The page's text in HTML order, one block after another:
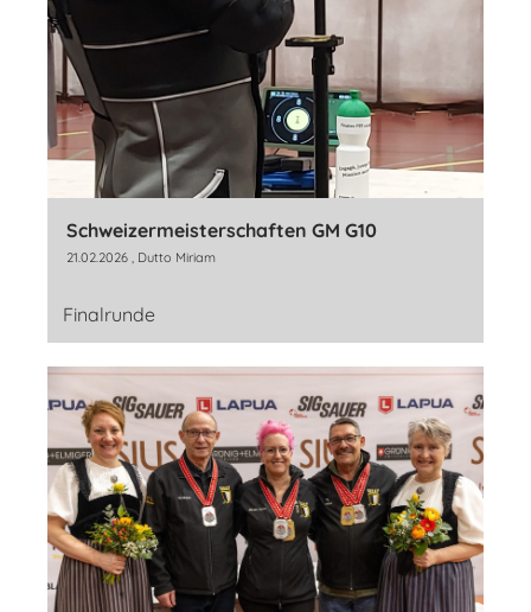
Schweizermeisterschaften GM G10
21.02.2026 , Dutto Miriam
Finalrunde